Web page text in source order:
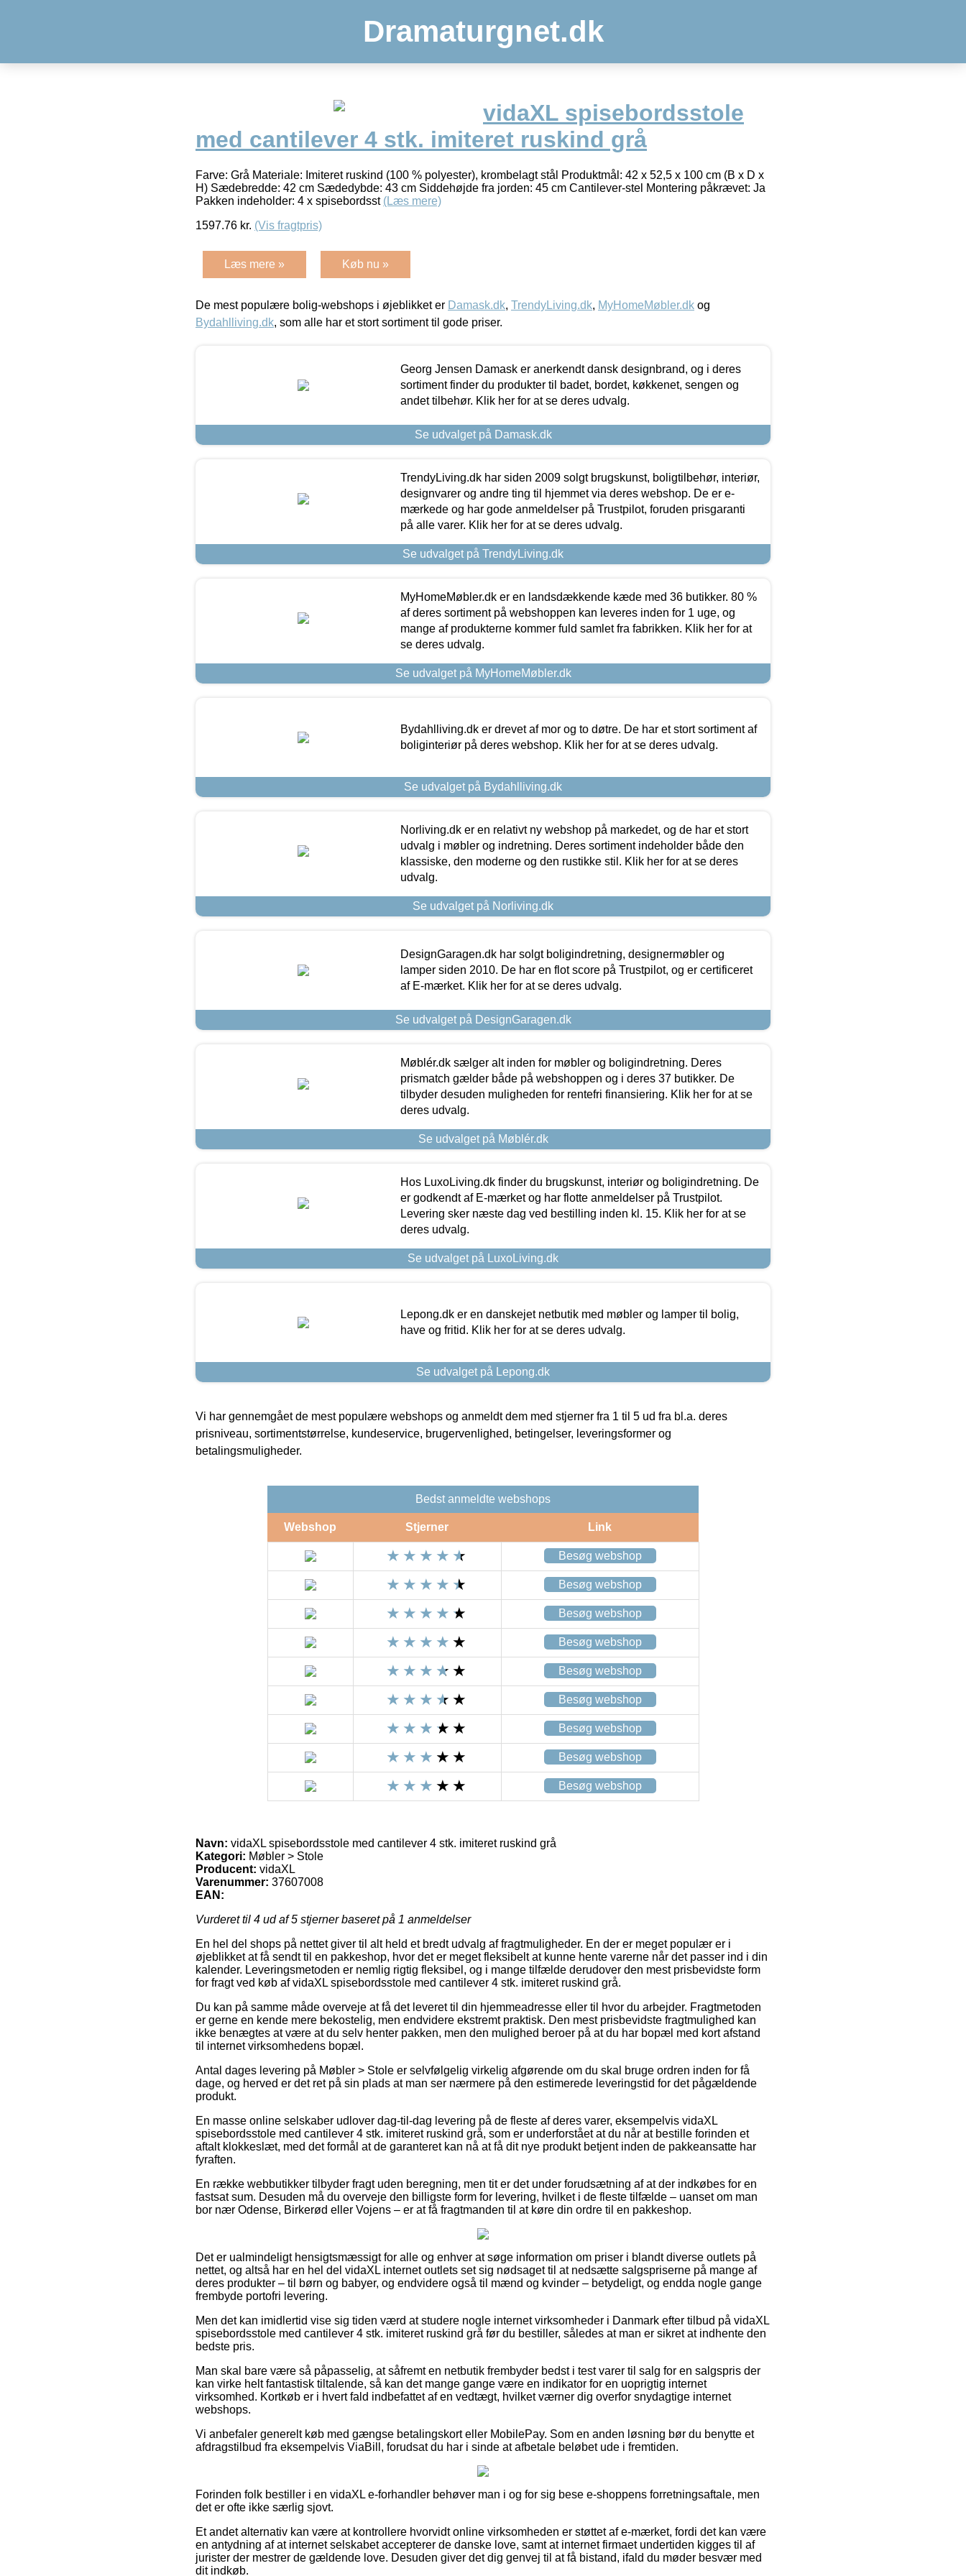
Dramaturgnet.dk
vidaXL spisebordsstole
med cantilever 4 stk. imiteret ruskind grå
Farve: Grå Materiale: Imiteret ruskind (100 % polyester), krombelagt stål Produktmål: 42 x 52,5 x 100 cm (B x D x
H) Sædebredde: 42 cm Sædedybde: 43 cm Siddehøjde fra jorden: 45 cm Cantilever-stel Montering påkrævet: Ja
Pakken indeholder: 4 x spisebordsst (Læs mere)
1597.76 kr. (Vis fragtpris)
Læs mere » Køb nu »
De mest populære bolig-webshops i øjeblikket er Damask.dk, TrendyLiving.dk, MyHomeMøbler.dk og
Bydahlliving.dk, som alle har et stort sortiment til gode priser.
Georg Jensen Damask er anerkendt dansk designbrand, og i deres
sortiment finder du produkter til badet, bordet, køkkenet, sengen og
andet tilbehør. Klik her for at se deres udvalg.
Se udvalget på Damask.dk
TrendyLiving.dk har siden 2009 solgt brugskunst, boligtilbehør, interiør,
designvarer og andre ting til hjemmet via deres webshop. De er e-
mærkede og har gode anmeldelser på Trustpilot, foruden prisgaranti
på alle varer. Klik her for at se deres udvalg.
Se udvalget på TrendyLiving.dk
MyHomeMøbler.dk er en landsdækkende kæde med 36 butikker. 80 %
af deres sortiment på webshoppen kan leveres inden for 1 uge, og
mange af produkterne kommer fuld samlet fra fabrikken. Klik her for at
se deres udvalg.
Se udvalget på MyHomeMøbler.dk
Bydahlliving.dk er drevet af mor og to døtre. De har et stort sortiment af
boliginteriør på deres webshop. Klik her for at se deres udvalg.
Se udvalget på Bydahlliving.dk
Norliving.dk er en relativt ny webshop på markedet, og de har et stort
udvalg i møbler og indretning. Deres sortiment indeholder både den
klassiske, den moderne og den rustikke stil. Klik her for at se deres
udvalg.
Se udvalget på Norliving.dk
DesignGaragen.dk har solgt boligindretning, designermøbler og
lamper siden 2010. De har en flot score på Trustpilot, og er certificeret
af E-mærket. Klik her for at se deres udvalg.
Se udvalget på DesignGaragen.dk
Møblér.dk sælger alt inden for møbler og boligindretning. Deres
prismatch gælder både på webshoppen og i deres 37 butikker. De
tilbyder desuden muligheden for rentefri finansiering. Klik her for at se
deres udvalg.
Se udvalget på Møblér.dk
Hos LuxoLiving.dk finder du brugskunst, interiør og boligindretning. De
er godkendt af E-mærket og har flotte anmeldelser på Trustpilot.
Levering sker næste dag ved bestilling inden kl. 15. Klik her for at se
deres udvalg.
Se udvalget på LuxoLiving.dk
Lepong.dk er en danskejet netbutik med møbler og lamper til bolig,
have og fritid. Klik her for at se deres udvalg.
Se udvalget på Lepong.dk
Vi har gennemgået de mest populære webshops og anmeldt dem med stjerner fra 1 til 5 ud fra bl.a. deres
prisniveau, sortimentstørrelse, kundeservice, brugervenlighed, betingelser, leveringsformer og
betalingsmuligheder.
Bedst anmeldte webshops
Webshop Stjerner Link
Besøg webshop
Besøg webshop
Besøg webshop
Besøg webshop
Besøg webshop
Besøg webshop
Besøg webshop
Besøg webshop
Besøg webshop
Navn: vidaXL spisebordsstole med cantilever 4 stk. imiteret ruskind grå
Kategori: Møbler > Stole
Producent: vidaXL
Varenummer: 37607008
EAN:
Vurderet til 4 ud af 5 stjerner baseret på 1 anmeldelser
En hel del shops på nettet giver til alt held et bredt udvalg af fragtmuligheder. En der er meget populær er i
øjeblikket at få sendt til en pakkeshop, hvor det er meget fleksibelt at kunne hente varerne når det passer ind i din
kalender. Leveringsmetoden er nemlig rigtig fleksibel, og i mange tilfælde derudover den mest prisbevidste form
for fragt ved køb af vidaXL spisebordsstole med cantilever 4 stk. imiteret ruskind grå.
Du kan på samme måde overveje at få det leveret til din hjemmeadresse eller til hvor du arbejder. Fragtmetoden
er gerne en kende mere bekostelig, men endvidere ekstremt praktisk. Den mest prisbevidste fragtmulighed kan
ikke benægtes at være at du selv henter pakken, men den mulighed beroer på at du har bopæl med kort afstand
til internet virksomhedens bopæl.
Antal dages levering på Møbler > Stole er selvfølgelig virkelig afgørende om du skal bruge ordren inden for få
dage, og herved er det ret på sin plads at man ser nærmere på den estimerede leveringstid for det pågældende
produkt.
En masse online selskaber udlover dag-til-dag levering på de fleste af deres varer, eksempelvis vidaXL
spisebordsstole med cantilever 4 stk. imiteret ruskind grå, som er underforstået at du når at bestille forinden et
aftalt klokkeslæt, med det formål at de garanteret kan nå at få dit nye produkt betjent inden de pakkeansatte har
fyraften.
En række webbutikker tilbyder fragt uden beregning, men tit er det under forudsætning af at der indkøbes for en
fastsat sum. Desuden må du overveje den billigste form for levering, hvilket i de fleste tilfælde – uanset om man
bor nær Odense, Birkerød eller Vojens – er at få fragtmanden til at køre din ordre til en pakkeshop.
Det er ualmindeligt hensigtsmæssigt for alle og enhver at søge information om priser i blandt diverse outlets på
nettet, og altså har en hel del vidaXL internet outlets set sig nødsaget til at nedsætte salgspriserne på mange af
deres produkter – til børn og babyer, og endvidere også til mænd og kvinder – betydeligt, og endda nogle gange
frembyde portofri levering.
Men det kan imidlertid vise sig tiden værd at studere nogle internet virksomheder i Danmark efter tilbud på vidaXL
spisebordsstole med cantilever 4 stk. imiteret ruskind grå før du bestiller, således at man er sikret at indhente den
bedste pris.
Man skal bare være så påpasselig, at såfremt en netbutik frembyder bedst i test varer til salg for en salgspris der
kan virke helt fantastisk tiltalende, så kan det mange gange være en indikator for en uoprigtig internet
virksomhed. Kortkøb er i hvert fald indbefattet af en vedtægt, hvilket værner dig overfor snydagtige internet
webshops.
Vi anbefaler generelt køb med gængse betalingskort eller MobilePay. Som en anden løsning bør du benytte et
afdragstilbud fra eksempelvis ViaBill, forudsat du har i sinde at afbetale beløbet ude i fremtiden.
Forinden folk bestiller i en vidaXL e-forhandler behøver man i og for sig bese e-shoppens forretningsaftale, men
det er ofte ikke særlig sjovt.
Et andet alternativ kan være at kontrollere hvorvidt online virksomheden er støttet af e-mærket, fordi det kan være
en antydning af at internet selskabet accepterer de danske love, samt at internet firmaet undertiden kigges til af
jurister der mestrer de gældende love. Desuden giver det dig genvej til at få bistand, ifald du møder besvær med
dit indkøb.